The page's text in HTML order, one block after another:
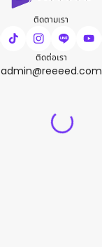
ติดตามเรา
ติดต่อเรา
admin@reeeed.com